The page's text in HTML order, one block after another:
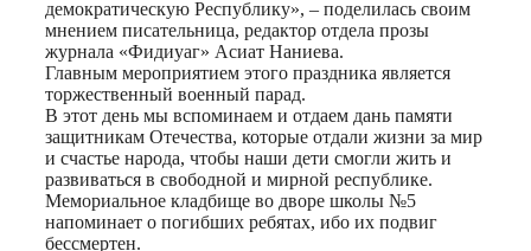
демократическую Республику», – поделилась своим
мнением писательница, редактор отдела прозы
журнала «Фидиуаг» Асиат Наниева.
Главным мероприятием этого праздника является
торжественный военный парад.
В этот день мы вспоминаем и отдаем дань памяти
защитникам Отечества, которые отдали жизни за мир
и счастье народа, чтобы наши дети смогли жить и
развиваться в свободной и мирной республике.
Мемориальное кладбище во дворе школы №5
напоминает о погибших ребятах, ибо их подвиг
бессмертен.